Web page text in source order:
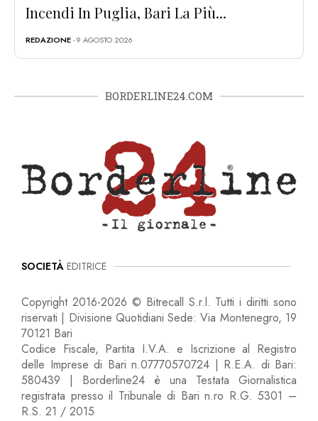
Incendi In Puglia, Bari La Più...
REDAZIONE- 9 AGOSTO 2026
BORDERLINE24.COM
SOCIETÀ EDITRICE
Copyright 2016-2026 © Bitrecall S.r.l. Tutti i diritti sono
riservati | Divisione Quotidiani Sede: Via Montenegro, 19
70121 Bari
Codice Fiscale, Partita I.V.A. e Iscrizione al Registro
delle Imprese di Bari n.07770570724 | R.E.A. di Bari:
580439 | Borderline24 è una Testata Giornalistica
registrata presso il Tribunale di Bari n.ro R.G. 5301 –
R.S. 21 / 2015